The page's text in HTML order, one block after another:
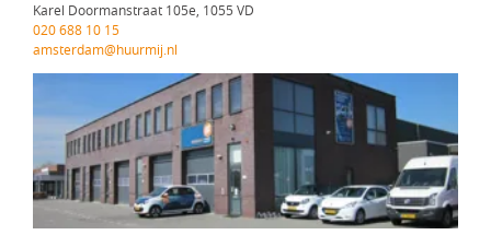
Karel Doormanstraat 105e, 1055 VD
020 688 10 15
amsterdam@huurmij.nl